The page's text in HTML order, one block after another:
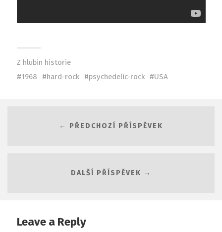
Z hlubin historie
1968
hard-rock psychedelic-rock USA
← PŘEDCHOZÍ PŘÍSPĚVEK
DALŠÍ PŘÍSPĚVEK →
Leave a Reply